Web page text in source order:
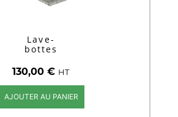
Lave-
bottes
130,00€ HT
AJOUTER AU PANIER